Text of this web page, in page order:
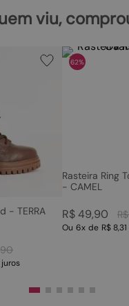
viu,
- TERRA
90
62%
Rasteira Ring
- CAMEL
R$
R$49,90
Ou 6x de R$ 8,31